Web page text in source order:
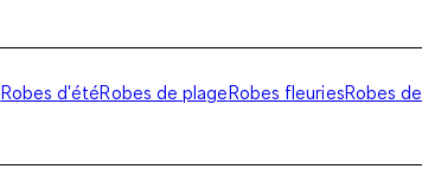
Robes d'étéRobes de plageRobes fleuriesRobes de